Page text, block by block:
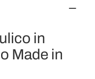
in
Made in